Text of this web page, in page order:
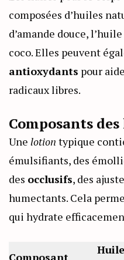
composées d’huiles
d’amande douce,
coco. Elles peuvent
antioxydants pour
radicaux libres.
Composants
Une lotion typique
émulsifiants, des
des occlusifs, des
humectants. Cela
qui hydrate
Composant